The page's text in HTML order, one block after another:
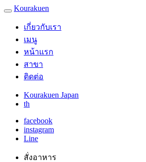
Kourakuen
เกี่ยวกับเรา
เมนู
หน้าแรก
สาขา
ติดต่อ
Kourakuen Japan
th
facebook
instagram
Line
สั่งอาหาร